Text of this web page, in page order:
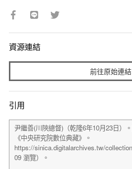
資源連結
前往原始連結
引用